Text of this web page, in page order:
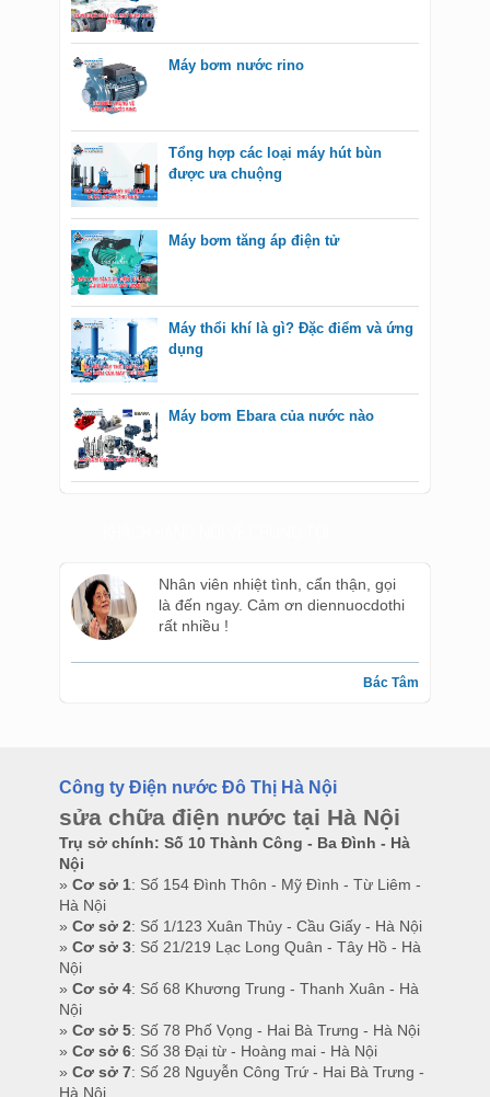
Tổng hợp các loại máy hút bùn
Máy thổi khí là gì? Đặc điểm và ứng
Nhân viên nhiệt tình, cẩn thận, gọi
là đến ngay. Cảm ơn diennuocdothi
Công ty Điện nước Đô Thị Hà Nội
sửa chữa điện nước tại Hà Nội
Trụ sở chính: Số 10 Thành Công - Ba Đình - Hà
Nội
»Cơ sở 1
Hà Nội
» Cơ sở 2: Số 1/123 Xuân Thủy - Cầu Giấy - Hà Nội
»Cơ sở 3
Nội
»Cơ sở 4
Nội
» Cơ sở 5: Số 78 Phố Vọng - Hai Bà Trưng - Hà Nội
» Cơ sở 6: Số 38 Đại từ - Hoàng mai - Hà Nội
»Cơ sở 7